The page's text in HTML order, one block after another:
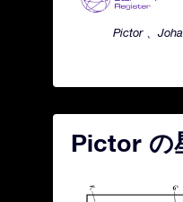
Pictor 、
Pictor の